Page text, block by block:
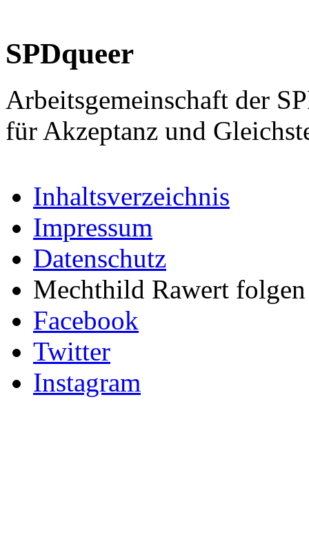
SPDqueer
Arbeitsgemeinschaft der
für Akzeptanz und
Inhaltsverzeichnis
Impressum
Datenschutz
Mechthild Rawert
Facebook
Twitter
Instagram